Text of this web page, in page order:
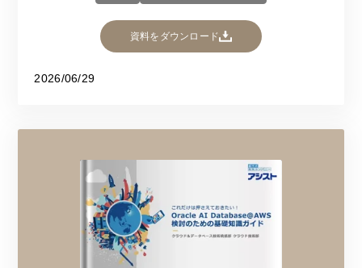
資料をダウンロード
2026/06/29